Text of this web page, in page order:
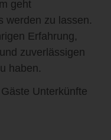
geht
werden zu lassen.
Erfahrung,
zuverlässigen
haben.
Unterkünfte